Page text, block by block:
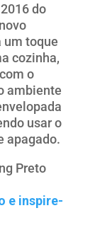
do
um toque
cozinha,
o
ambiente
usar o
apagado.
Preto
e inspire-